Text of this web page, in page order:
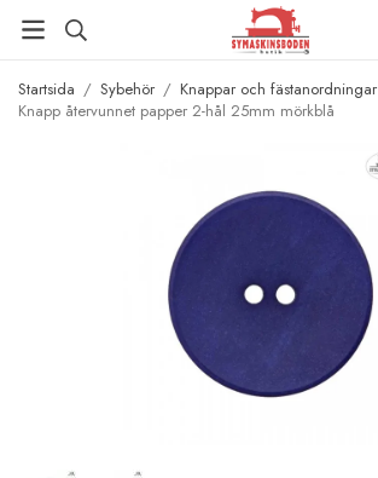
Startsida / Sybehör / Knappar och fästanordningar
Knapp återvunnet papper 2-hål 25mm mörkblå